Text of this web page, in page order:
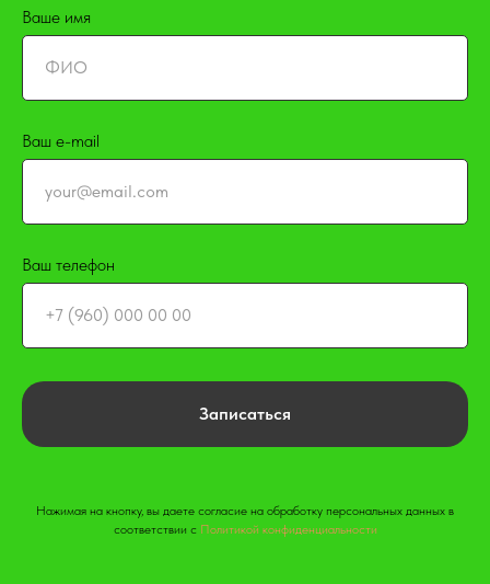
Ваше имя
Ваш e-mail
Ваш телефон
Записаться
Нажимая на кнопку, вы даете согласие на обработку персональных данных в
соответствии с Политикой конфиденциальности